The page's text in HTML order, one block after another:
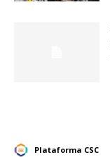
Plataforma CSC